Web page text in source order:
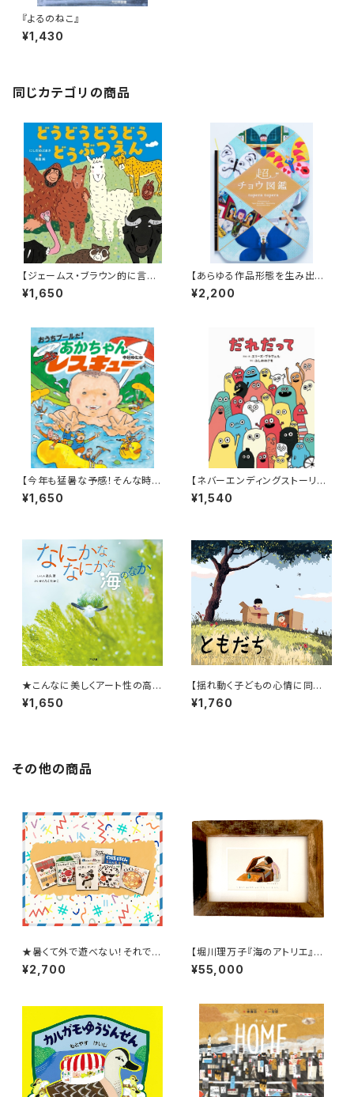
『よるのねこ』
¥1,430
同じカテゴリの商品
【ジェームス・ブラウン的に言え
ば「ゲロッパ！」的な絵本！】『どう
どうどうどう どうぶつえん』
¥1,650
【あらゆる作品形態を生み出すt
upera tuperaの中でも丈太郎
的に好きなジャンル！】『超チョウ
¥2,200
【今年も猛暑な予感！そんな時に
はこんなアドベンチャー絵本は
いかが？】『おうちプールだ! あ
¥1,650
【ネバーエンディングストーリー
のような永遠に続く！】『だれだっ
て』
¥1,540
★こんなに美しくアート性の高い
海の写真絵本は見たことない！
★『なにかななにかな 海のな
¥1,650
【揺れ動く子どもの心情に同
感！】『ともだち』
¥1,760
その他の商品
★暑くて外で遊べない！それでは
おうちで絵本タイム！★【8月スタ
ート！】1〜2才ブッククラブ(絵本
¥2,700
【堀川理万子『海のアトリエ』原
画展記念】描き下ろし原画「うま
れてはじめてレコードをかけま
¥55,000